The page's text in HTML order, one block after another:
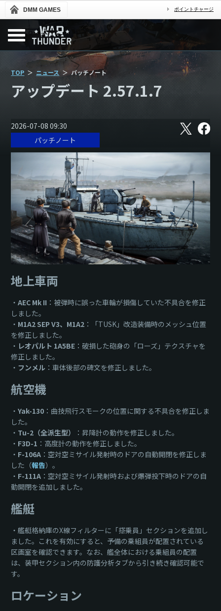
DMM GAMES ポイントチャージ
TOP ニュース パッチノート
アップデート 2.57.1.7
2026-07-08 09:30 X フ
ェ
ス
ブ
ク
パッチノート
地上車両
・AEC Mk II ：被弾時に誤った車輪が損傷していた不具合を修正
しました。
・ M1A2 SEP V3、M1A2 ：「TUSK」改造装備時のメッシュ位置
を修正しました。
・ レオパルト 1A5BE ：破損した砲身の「ローズ」テクスチャを
修正しました。
・ フンメル ：車体後部の碑文を修正しました。
航空機
・Yak-130 ：曲技飛行スモークの位置に関する不具合を修正しま
した。
・ Tu-2（全派生型）
：昇降計の動作を修正しました。
・ F3D-1 ：高度計の動作を修正しました。
・ F-106A ：空対空ミサイル発射時のドアの自動開閉を修正しま
した（報告）。
・ F-111A ：空対空ミサイル発射時および爆弾投下時のドアの自
動開閉を追加しました。
艦艇
・艦艇格納庫のX線フィルターに「搭乗員」セクションを追加し
ました。これを有効にすると、予備の乗組員が配置されている
区画室を確認できます。なお、艦全体における乗組員の配置
は、装甲セクション内の防護分析タブから引き続き確認可能で
す。
ロケーション